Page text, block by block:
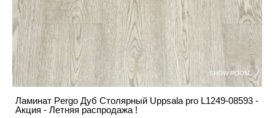
SHOW ROOM
Ламинат Pergo Дуб Столярный Uppsala pro L1249-08593 -
Акция - Летняя распродажа !